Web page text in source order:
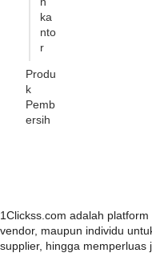
ka
nto
r
Produ
k
Pemb
ersih
1Clickss.com adalah
vendor, maupun individu
supplier, hingga